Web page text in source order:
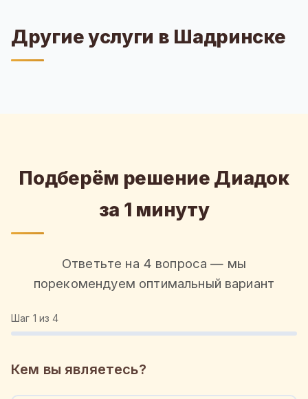
Другие услуги в Шадринске
Подберём решение Диадок
за 1 минуту
Ответьте на 4 вопроса — мы
порекомендуем оптимальный вариант
Шаг 1 из 4
Кем вы являетесь?